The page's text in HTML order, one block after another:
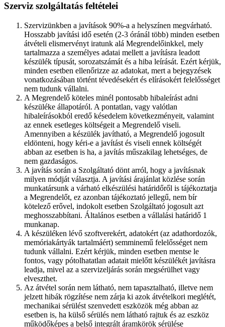
Szerviz szolgáltatás feltételei
Szervizünkben a javítások 90%-a a helyszínen megvárható.
Hosszabb javítási idő esetén (2-3 óránál több) minden esetben
átvételi elismervényt iratunk alá Megrendelőinkkel, mely
tartalmazza a személyes adatai mellett a javításra leadott
készülék típusát, sorozatszámát és a hiba leírását. Ezért kérjük,
minden esetben ellenőrizze az adatokat, mert a bejegyzések
vonatkozásában történt tévedésekért és elírásokért felelősséget
nem tudunk vállalni.
A Megrendelő köteles minél pontosabb hibaleírást adni
készüléke állapotáról. A pontatlan, vagy valótlan
hibaleírásokból eredő késedelem következményeit, valamint
az ennek esetleges költségeit a Megrendelő viseli.
Amennyiben a készülék javítható, a Megrendelő jogosult
eldönteni, hogy kéri-e a javítást és viseli ennek költségét
abban az esetben is ha, a javítás műszakilag lehetséges, de
nem gazdaságos.
A javítás során a Szolgáltató dönt arról, hogy a javításnak
milyen módját választja. A javítási árajánlat közlése során
munkatársunk a várható elkészülési határidőről is tájékoztatja
a Megrendelőt, ez azonban tájékoztató jellegű, nem bír
kötelező erővel, indokolt esetben Szolgáltató jogosult azt
meghosszabbítani. Általános esetben a vállalási határidő 1
munkanap.
A készüléken lévő szoftverekért, adatokért (az adathordozók,
memóriakártyák tartalmáért) semminemű felelősséget nem
tudunk vállalni. Ezért kérjük, minden esetben mentse le
fontos, vagy pótolhatatlan adatait mielőtt készülékét javításra
leadja, mivel az a szervizeljárás során megsérülhet vagy
elveszthet.
Az átvétel során nem látható, nem tapasztalható, illetve nem
jelzett hibák rögzítése nem zárja ki azok átvételkori meglétét,
mechanikai sérülést szenvedett eszközök még abban az
esetben is, ha külső sérülés nem látható rajtuk és az eszköz
működőképes a belső integrált áramkörök sérülése